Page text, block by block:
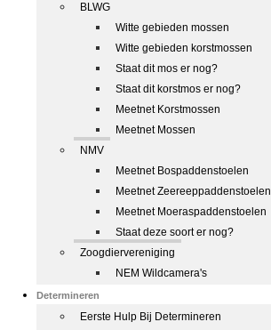
BLWG
Witte gebieden mossen
Witte gebieden korstmossen
Staat dit mos er nog?
Staat dit korstmos er nog?
Meetnet Korstmossen
Meetnet Mossen
NMV
Meetnet Bospaddenstoelen
Meetnet Zeereeppaddenstoelen
Meetnet Moeraspaddenstoelen
Staat deze soort er nog?
Zoogdiervereniging
NEM Wildcamera's
Determineren
Eerste Hulp Bij Determineren